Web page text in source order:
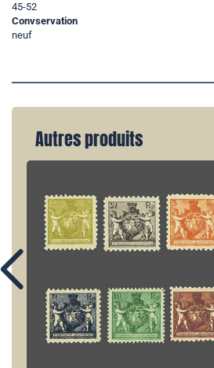
45-52
Convservation
neuf
Autres produits